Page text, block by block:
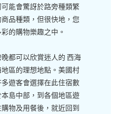
能會驚訝於路旁種類繁
品種類，但很快地，您
的購物樂趣之中。
都可以欣賞迷人的 西海
區的理想地點。美國村
遊客會選擇在此住宿數
島中部，到各個地區遊
物及用餐後，就近回到